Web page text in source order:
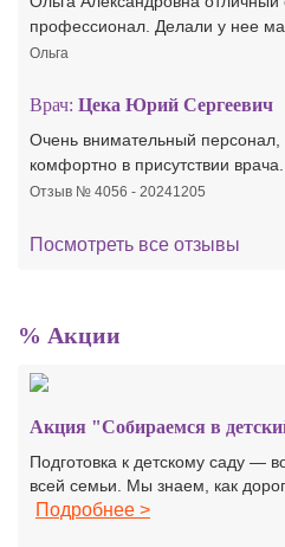
профессионал. Делали у нее
Ольга
Врач: Цека Юрий Сергеевич
Очень внимательный персонал,
комфортно в присутствии
Отзыв № 4056 - 20241205
Посмотреть все отзывы
% Акции
Акция "Собираемся в
Подготовка к детскому саду —
всей семьи. Мы знаем, как
Подробнее >